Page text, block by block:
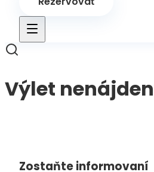
Výlet
Zostaňte informovaní